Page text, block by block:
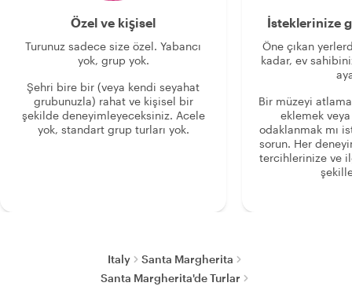
Özel ve kişisel
Turunuz sadece size özel. Yabancı
yok, grup yok.
Şehri bire bir (veya kendi seyahat
grubunuzla) rahat ve kişisel bir
şekilde deneyimleyeceksiniz. Acele
yok, standart grup turları yok.
İsteklerinize
Öne çıkan
kadar, ev
Bir müzeyi
eklemek
odaklanmak mı
sorun. Her
tercihlerinize ve
Italy
Santa Margherita
Santa Margherita'de Turlar